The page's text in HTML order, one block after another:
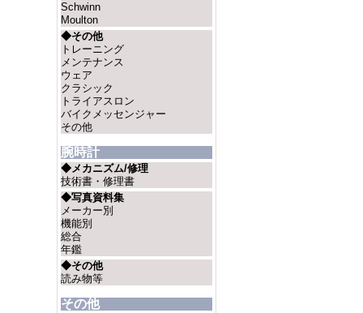
Schwinn
Moulton
◆その他
トレーニング
メンテナンス
ウェア
クラシック
トライアスロン
バイクメッセンジャー
その他
腕時計
◆メカニズム/修理
技術書・修理書
◆写真資料集
メーカー別
機能別
総合
年鑑
◆その他
読み物等
その他